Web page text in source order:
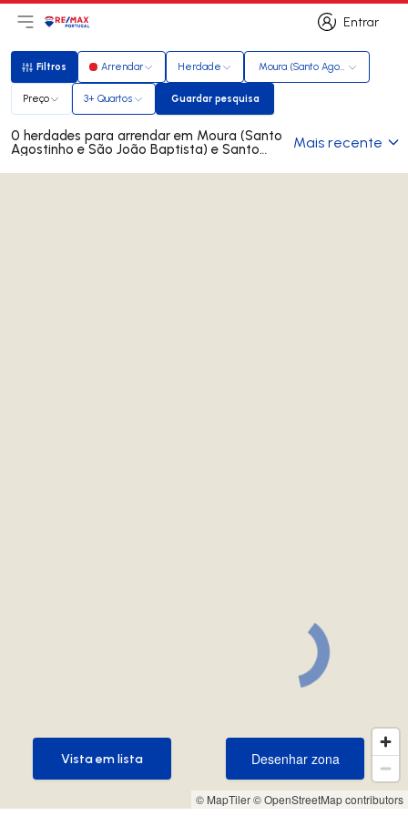
Entrar
Entrar
Abri menu principal
LogoIr para página inicial
Filtros
Filtros Arrendar Herdade Moura (Santo Agostinho e São
Preço 3+ Quartos Guardar pesquisa
Guardar pesquisa
0 herdades para arrendar em Moura (Santo
Agostinho e São João Baptista) e Santo Mais recente
© MapTiler© OpenStreetMap contributors
Desenhar zona
Desenhar zona
Vista em lista
Vista em lista